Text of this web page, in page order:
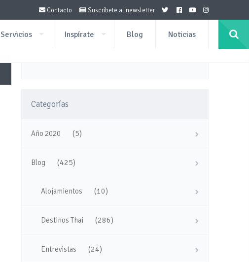
Contacto Suscríbete al newsletter
Servicios Inspírate Blog Noticias
Categorías
Año 2020 (5)
Blog (425)
Alojamientos (10)
Destinos Thai (286)
Entrevistas (24)